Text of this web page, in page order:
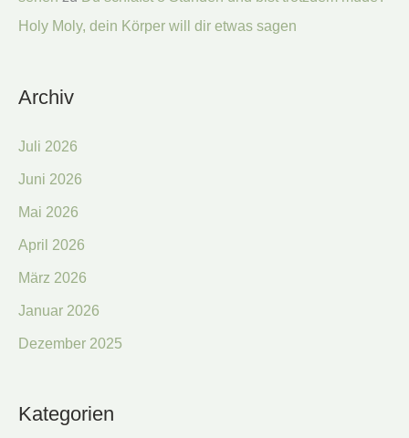
Holy Moly, dein Körper will dir etwas sagen
Archiv
Juli 2026
Juni 2026
Mai 2026
April 2026
März 2026
Januar 2026
Dezember 2025
Kategorien